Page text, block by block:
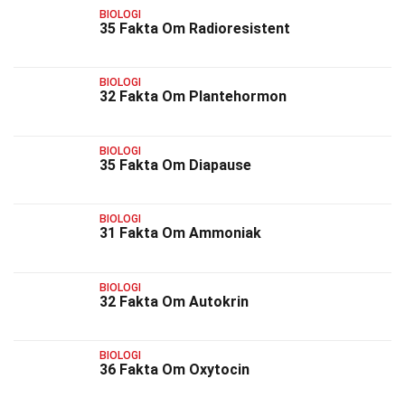
BIOLOGI
35 Fakta Om Radioresistent
BIOLOGI
32 Fakta Om Plantehormon
BIOLOGI
35 Fakta Om Diapause
BIOLOGI
31 Fakta Om Ammoniak
BIOLOGI
32 Fakta Om Autokrin
BIOLOGI
36 Fakta Om Oxytocin